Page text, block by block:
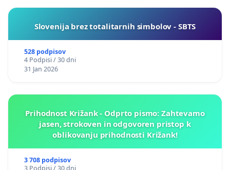
Slovenija brez totalitarnih simbolov - SBTS
528 podpisov
4 Podpisi / 30 dni
31 Jan 2026
Prihodnost Križank - Odprto pismo: Zahtevamo
jasen, strokoven in odgovoren pristop k
oblikovanju prihodnosti Križank!
3 708 podpisov
3 Podpisi / 30 dni